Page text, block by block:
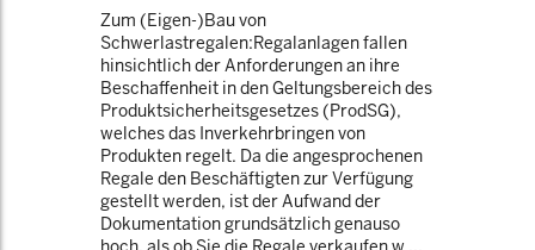
Zum (Eigen-)Bau von
Schwerlastregalen:Regalanlagen fallen
hinsichtlich der Anforderungen an ihre
Beschaffenheit in den Geltungsbereich des
Produktsicherheitsgesetzes (ProdSG),
welches das Inverkehrbringen von
Produkten regelt. Da die angesprochenen
Regale den Beschäftigten zur Verfügung
gestellt werden, ist der Aufwand der
Dokumentation grundsätzlich genauso